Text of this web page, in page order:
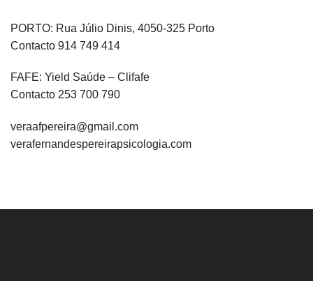
PORTO: Rua Júlio Dinis, 4050-325 Porto
Contacto 914 749 414
FAFE: Yield Saúde – Clifafe
Contacto 253 700 790
veraafpereira@gmail.com
verafernandespereirapsicologia.com